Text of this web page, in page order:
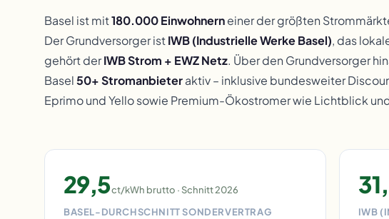
Basel ist mit180.000 Einwohnerneiner der größten
Der Grundversorger istIWB (Industrielle Werke Basel), das
gehört derIWB Strom + EWZ Netz. Über den Grundversorger
Basel50+ Stromanbieteraktiv – inklusive bundesweiter
Eprimo und Yello sowie Premium-Ökostromer wie Lichtblick
29,5ct/kWh brutto · Schnitt 2026
BASEL-DURCHSCHNITT SONDERVERTRAG
IWB